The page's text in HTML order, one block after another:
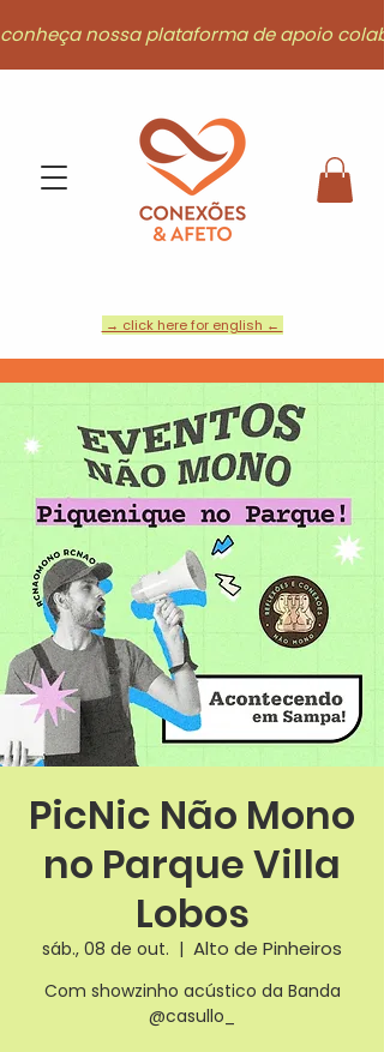
conheça nossa plataforma de apoio
→ click here for english ←
PicNic Não Mono
no Parque Villa
Lobos
sáb., 08 de out.
  |
Alto de Pinheiros
Com showzinho acústico da Banda
@casullo_